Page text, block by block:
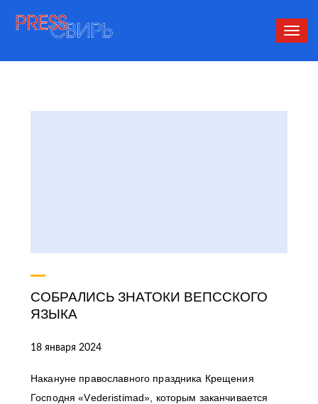
СОБРАЛИСЬ ЗНАТОКИ ВЕПССКОГО
ЯЗЫКА
18 января 2024
Накануне православного праздника Крещения
Господня «Vеderistimad», которым заканчивается